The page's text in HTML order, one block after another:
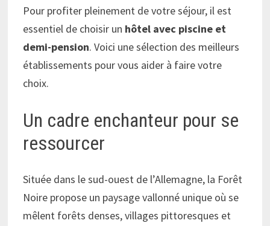
Pour profiter pleinement de votre séjour, il est
essentiel de choisir un hôtel avec piscine et
demi-pension. Voici une sélection des meilleurs
établissements pour vous aider à faire votre
choix.
Un cadre enchanteur pour se
ressourcer
Située dans le sud-ouest de l’Allemagne, la Forêt
Noire propose un paysage vallonné unique où se
mêlent forêts denses, villages pittoresques et